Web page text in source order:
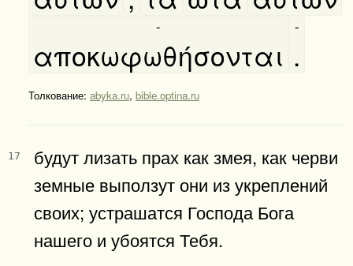
αποκωφωθήσονται
-
.
-
Толкование: abyka.ru, bible.optina.ru
17
будут лизать прах как змея, как черви
земные выползут они из укреплений
своих; устрашатся Господа Бога
нашего и убоятся Тебя.